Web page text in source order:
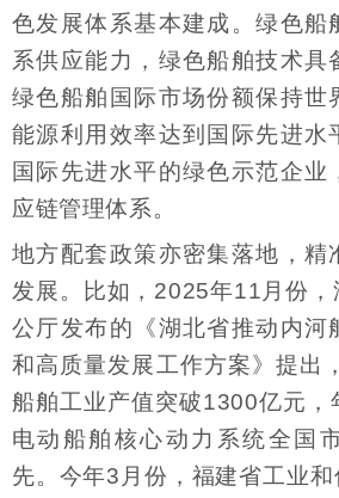
色发展体系基本建成。绿色船
系供应能力，绿色船舶技术具
绿色船舶国际市场份额保持世
能源利用效率达到国际先进水
国际先进水平的绿色示范企业
应链管理体系。
地方配套政策亦密集落地，精
发展。比如，2025年11月份
公厅发布的《湖北省推动内河
和高质量发展工作方案》提出
船舶工业产值突破1300亿元，
电动船舶核心动力系统全国
先。今年3月份，福建省工业